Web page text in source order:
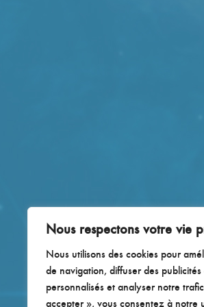
Nous respectons votre vie
Nous utilisons des cookies pour
de navigation, diffuser des
personnalisés et analyser notre
accepter », vous consentez à notre